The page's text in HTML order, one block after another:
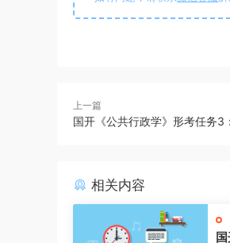
上一篇
国开《公共行政学》形考任务3
相关内容